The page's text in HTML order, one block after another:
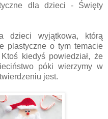
dla dzieci - Święty
dzieci wyjątkowa, którą
plastyczne o tym temacie
kiedyś powiedział, że
póki wierzymy w
jest.